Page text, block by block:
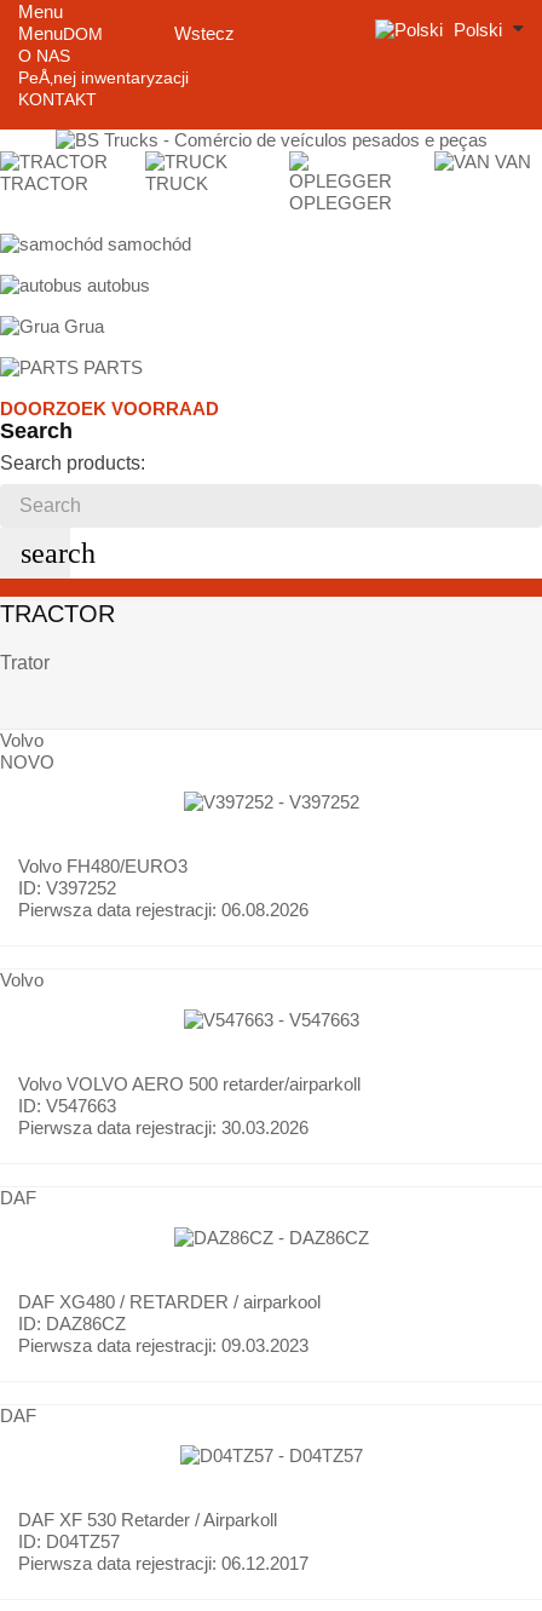
Menu
Menu
Wstecz
DOM
O NAS
PeÅ‚nej inwentaryzacji
KONTAKT
Polski
TRACTOR
TRUCK
OPLEGGER
VAN
samochód
autobus
Grua
PARTS
DOORZOEK VOORRAAD
Search
Search products:
search
TRACTOR
Trator
Volvo
NOVO
Volvo FH480/EURO3
ID: V397252
Pierwsza data rejestracji: 06.08.2026
Volvo
Volvo VOLVO AERO 500 retarder/airparkoll
ID: V547663
Pierwsza data rejestracji: 30.03.2026
DAF
DAF XG480 / RETARDER / airparkool
ID: DAZ86CZ
Pierwsza data rejestracji: 09.03.2023
DAF
DAF XF 530 Retarder / Airparkoll
ID: D04TZ57
Pierwsza data rejestracji: 06.12.2017